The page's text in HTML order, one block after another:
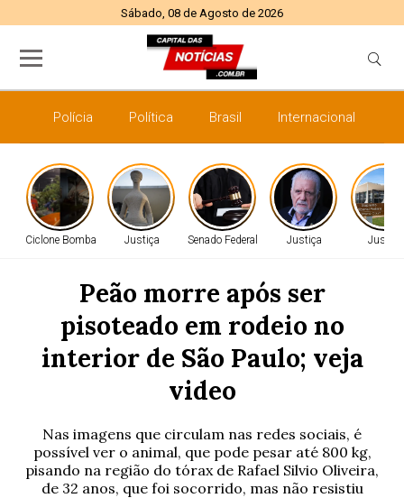
Sábado, 08 de Agosto de 2026
Polícia Política Brasil Internacional
Ciclone Bomba Justiça Senado Federal Justiça Justiça
Peão morre após ser
pisoteado em rodeio no
interior de São Paulo; veja
video
Nas imagens que circulam nas redes sociais, é
possível ver o animal, que pode pesar até 800 kg,
pisando na região do tórax de Rafael Silvio Oliveira,
de 32 anos, que foi socorrido, mas não resistiu